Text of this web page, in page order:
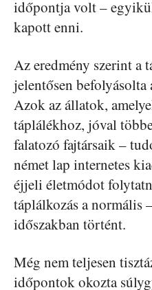
időpontja volt –
kapott enni.
Az eredmény szerint a
jelentősen befolyásolta
Azok az állatok,
táplálékhoz, jóval
falatozó fajtársaik –
német lap internetes
éjjeli életmódot
táplálkozás a normális
időszakban történt.
Még nem teljesen
időpontok okozta